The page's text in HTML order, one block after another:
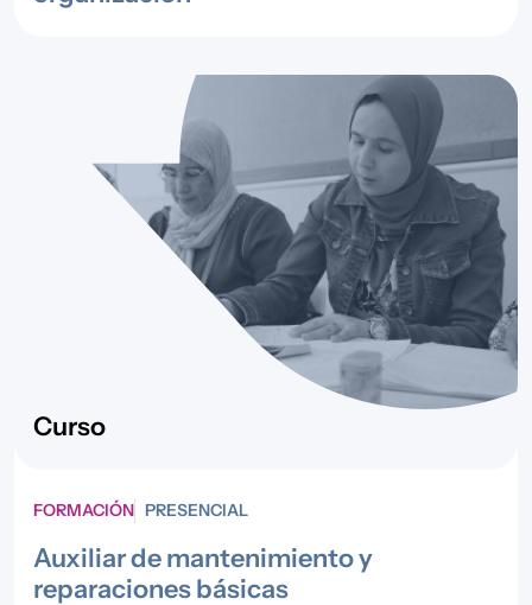
Curso
FORMACIÓN PRESENCIAL
Auxiliar de mantenimiento y
reparaciones básicas